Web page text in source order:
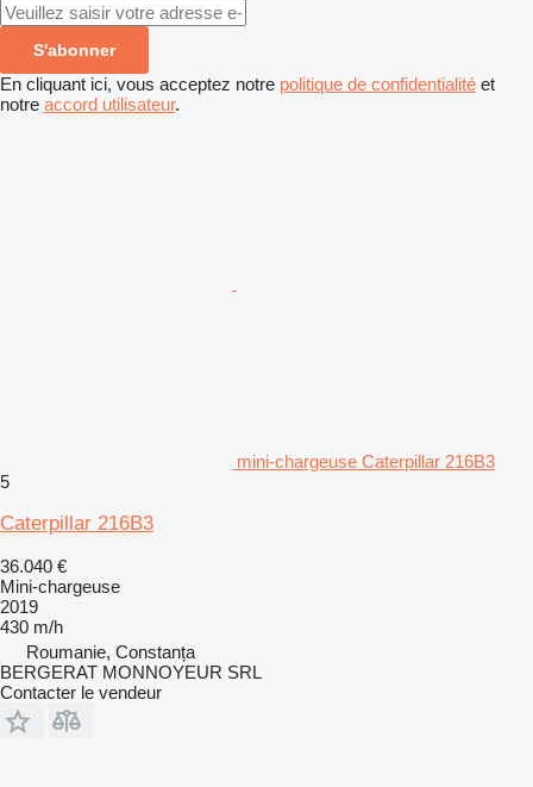
S'abonner
En cliquant ici, vous acceptez notre politique de confidentialité et
notre accord utilisateur.
mini-chargeuse Caterpillar 216B3
5
Caterpillar 216B3
36.040 €
Mini-chargeuse
2019
430 m/h
Roumanie, Constanța
BERGERAT MONNOYEUR SRL
Contacter le vendeur